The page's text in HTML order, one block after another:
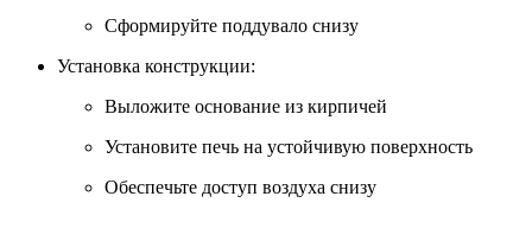
Сформируйте поддувало снизу
Установка конструкции:
Выложите основание из кирпичей
Установите печь на устойчивую поверхность
Обеспечьте доступ воздуха снизу